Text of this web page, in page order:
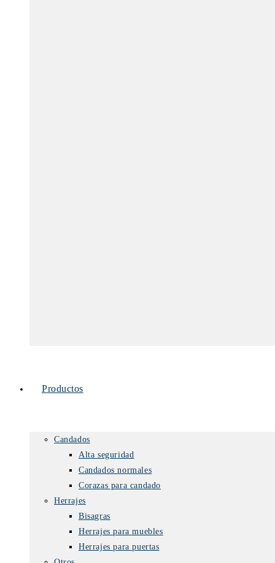
Productos
Candados
Alta seguridad
Candados normales
Corazas para candado
Herrajes
Bisagras
Herrajes para muebles
Herrajes para puertas